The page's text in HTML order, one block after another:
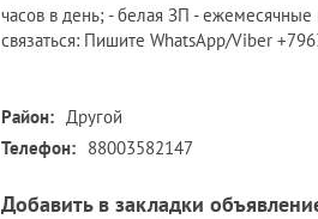
часов в день; - белая ЗП -
связаться: Пишите WhatsApp/Viber
Район: Другой
Телефон: 88003582147
Добавить в закладки